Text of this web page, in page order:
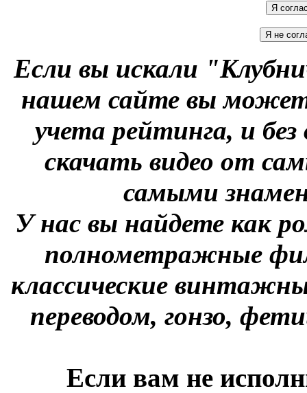
Если вы искали
нашем сайте вы
учета рейтинга, и
скачать видео от
самыми
У нас вы найдете как
полнометражные
классические
переводом, гонзо,
Если вам не